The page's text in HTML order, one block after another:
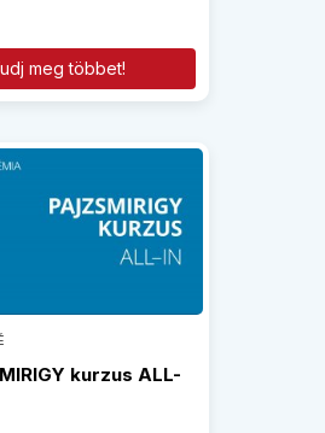
meg többet!
kurzus ALL-